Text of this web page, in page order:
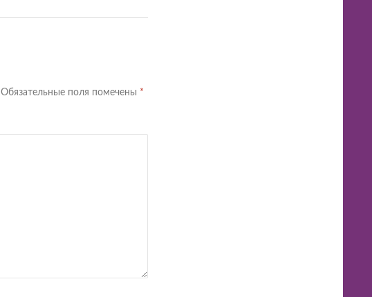
Обязательные поля помечены *